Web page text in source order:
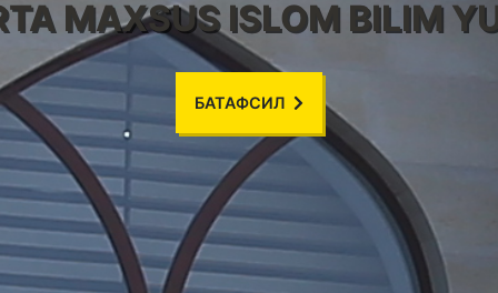
MAXSUS ISLOM BILIM
БАТАФСИЛ